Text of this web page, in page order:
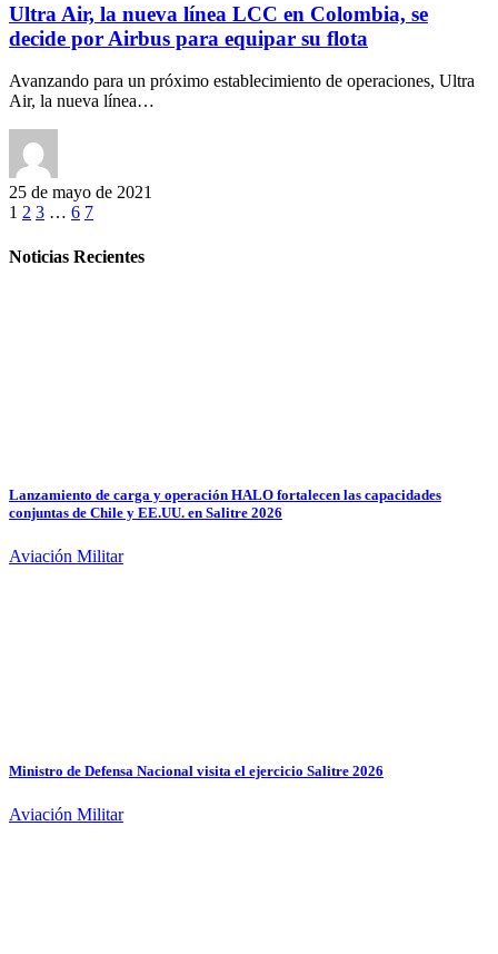
Ultra Air, la nueva línea LCC en Colombia, se
decide por Airbus para equipar su flota
Avanzando para un próximo establecimiento de operaciones, Ultra
Air, la nueva línea…
25 de mayo de 2021
1 2 3 … 6 7
Noticias Recientes
Lanzamiento de carga y operación HALO fortalecen las capacidades
conjuntas de Chile y EE.UU. en Salitre 2026
Aviación Militar
Ministro de Defensa Nacional visita el ejercicio Salitre 2026
Aviación Militar